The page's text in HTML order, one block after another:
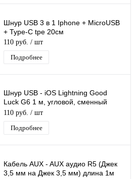
Шнур USB 3 в 1 Iphone + MicroUSB
+ Type-C tpe 20см
110 руб. / шт
Подробнее
Шнур USB - iOS Lightning Good
Luck G6 1 м, угловой, сменный
разъем на магните
110 руб. / шт
Подробнее
Кабель AUX - AUX аудио R5 (Джек
3,5 мм на Джек 3,5 мм) длина 1м